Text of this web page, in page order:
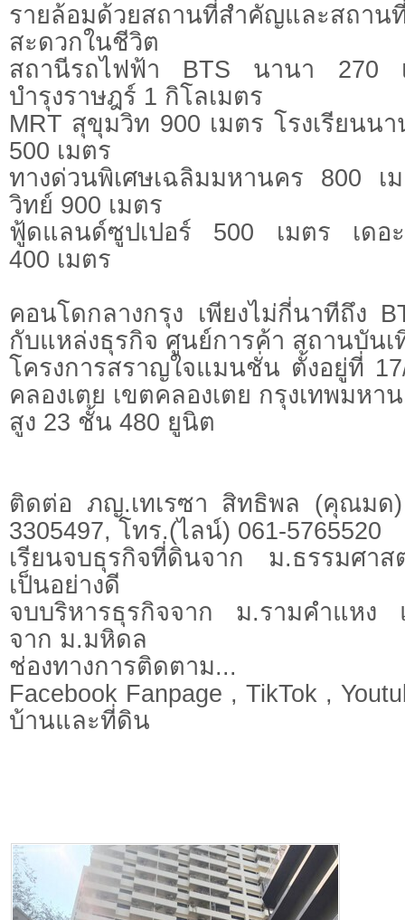
รายล้อมด้วยสถานที่สำคัญและสถาน
สะดวกในชีวิต
สถานีรถไฟฟ้า BTS นานา 270
บำรุงราษฎร์ 1 กิโลเมตร
MRT สุขุมวิท 900 เมตร โรงเรียนน
500 เมตร
ทางด่วนพิเศษเฉลิมมหานคร 800 เ
วิทย์ 900 เมตร
ฟู้ดแลนด์ซูปเปอร์ 500 เมตร เดอ
400 เมตร
คอนโดกลางกรุง เพียงไม่กี่นาทีถึง
กับแหล่งธุรกิจ ศูนย์การค้า สถานบันเ
โครงการสราญใจแมนชั่น ตั้งอยู่ที่
คลองเตย เขตคลองเตย กรุงเทพมหา
สูง 23 ชั้น 480 ยูนิต
ติดต่อ ภญ.เทเรซา สิทธิพล (คุณมด
3305497, โทร.(ไลน์) 061-5765520
เรียนจบธุรกิจที่ดินจาก ม.ธรรมศา
เป็นอย่างดี
จบบริหารธุรกิจจาก ม.รามคำแหง
จาก ม.มหิดล
ช่องทางการติดตาม...
Facebook Fanpage , TikTok ,
บ้านและที่ดิน